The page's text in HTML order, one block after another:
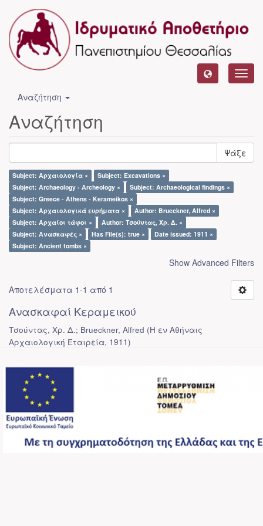
Αναζήτηση
Αναζήτηση
Ψάξε
Subject: Αρχαιολογία ×
Subject: Excavations ×
Subject: Archaeology - Archeology ×
Subject: Archaeological findings ×
Subject: Greece - Athens - Kerameikos ×
Subject: Αρχαιολογικά ευρήματα ×
Author: Brueckner, Alfred ×
Subject: Αρχαίοι τάφοι ×
Author: Τσούντας, Χρ. Δ. ×
Subject: Ανασκαφές ×
Has File(s): true ×
Date issued: 1911 ×
Subject: Ancient tombs ×
Show Advanced Filters
Αποτελέσματα 1-1 από 1
Ανασκαφαί Κεραμεικού
Τσούντας, Χρ. Δ.; Brueckner, Alfred (Η εν Αθήναις
Αρχαιολογική Εταιρεία, 1911)